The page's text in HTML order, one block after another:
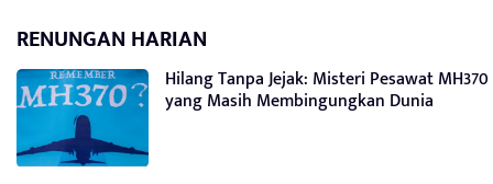
RENUNGAN HARIAN
Hilang Tanpa Jejak: Misteri Pesawat MH370
yang Masih Membingungkan Dunia